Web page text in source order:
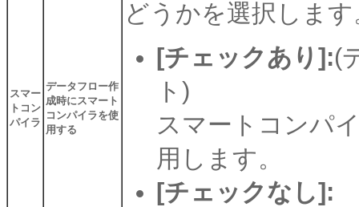
スマー
トコン
パイラ
データフロー作
成時にスマート
コンパイラを使
用する
どうかを選択します
[チェックあり]:(
ト)
スマートコンパ
用します。
[チェックなし]: